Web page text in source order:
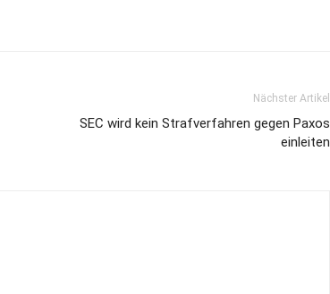
Nächster Artikel
SEC wird kein Strafverfahren gegen Paxos
einleiten